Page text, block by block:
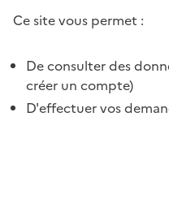
Ce site vous permet :
De consulter des
créer un compte)
D'effectuer vos